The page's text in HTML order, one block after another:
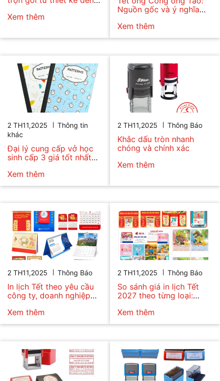
Xem thêm
Nguồn gốc và ý nghĩa
Xem thêm
2 TH11,2025
Thông tin
khác
Đại lý cung cấp vở học
sinh cấp 3 giá tốt nhất
Xem thêm
2 TH11,2025 Thông Báo
Khắc dấu tròn nhanh
chóng và chính xác
Xem thêm
2 TH11,2025 Thông Báo
In lịch Tết theo yêu cầu
công ty, doanh nghiệp
Xem thêm
2 TH11,2025 Thông Báo
So sánh giá in lịch Tết
2027 theo từng loại:
Xem thêm